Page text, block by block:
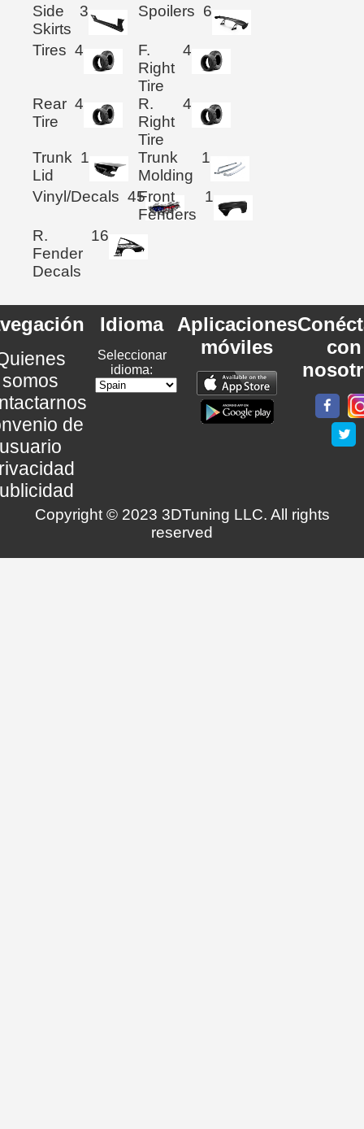
Side
Skirts
3 Spoilers 6
Tires 4
F.
Right
Tire
4
Rear
Tire
4
R.
Right
Tire
4
Trunk
Lid
1
Trunk
Molding
1
Vinyl/Decals 45Front
Fenders
1
R.
Fender
Decals
16
somos
de
Idioma
Seleccionar
idioma:
Aplicaciones
móviles
con
Copyright © 2023 3DTuning LLC. All rights
reserved